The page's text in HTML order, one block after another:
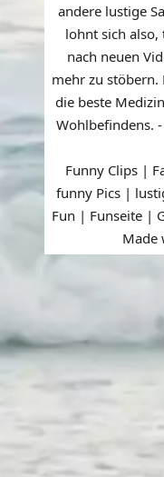
andere lustige
lohnt sich also,
nach neuen
mehr zu stöbern.
die beste
Wohlbefindens.
Funny Clips |
funny Pics |
Fun | Funseite |
Made